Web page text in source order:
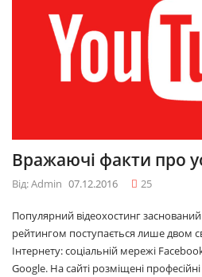
Вражаючі факти про
Від: Admin 07.12.2016 25
Популярний відеохостинг
рейтингом поступається лише двом
Інтернету: соціальній мережі
Google. На сайті розміщені